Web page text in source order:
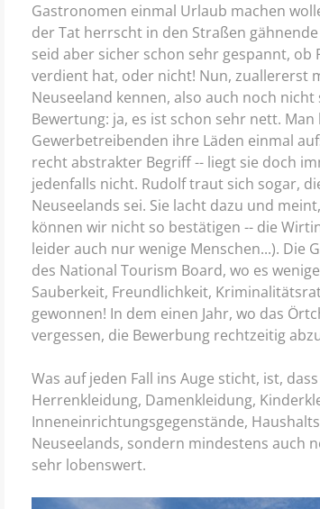
Gastronomen einmal Urlaub machen
der Tat herrscht in den Straßen
seid aber sicher schon sehr gespannt,
verdient hat, oder nicht! Nun, zuallererst
Neuseeland kennen, also auch noch
Bewertung: ja, es ist schon sehr nett.
Gewerbetreibenden ihre Läden einmal
recht abstrakter Begriff -- liegt sie doch
jedenfalls nicht. Rudolf traut sich sogar,
Neuseelands sei. Sie lacht dazu und
können wir nicht so bestätigen -- die
leider auch nur wenige Menschen...). Die
des National Tourism Board, wo es
Sauberkeit, Freundlichkeit,
gewonnen! In dem einen Jahr, wo das
vergessen, die Bewerbung rechtzeitig
Was auf jeden Fall ins Auge sticht, ist,
Herrenkleidung, Damenkleidung,
Inneneinrichtungsgegenstände,
Neuseelands, sondern mindestens auch
sehr lobenswert.